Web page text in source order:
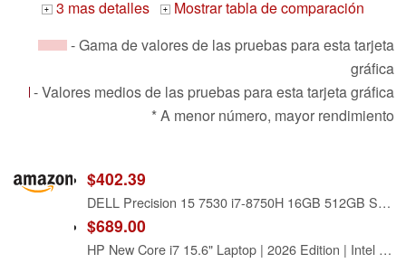
+ 3 mas detalles +
Mostrar tabla de comparación
- Gama de valores de las pruebas para esta tarjeta
gráfica
- Valores medios de las pruebas para esta tarjeta gráfica
* A menor número, mayor rendimiento
$402.39
DELL Precision 15 7530 i7-8750H 16GB 512GB SSD 15.6'' FHD NVIDIA Quadro P2000 (Renewed)
$689.00
HP New Core i7 15.6" Laptop | 2026 Edition | Intel High-Performance Core i7-1255U up to 4.7GHz | 16GB RAM - 1TB PCIe SSD | Webcam | FHD | Long Battery Life | Windows 11 | Business & Academic